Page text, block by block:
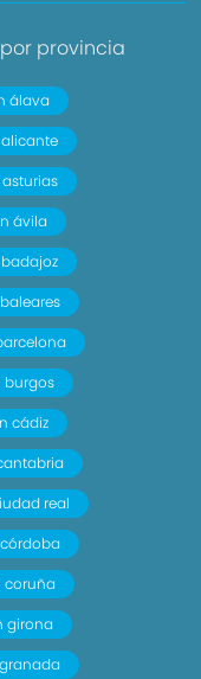
provincia
álava
ávila
burgos
cádiz
real
coruña
girona